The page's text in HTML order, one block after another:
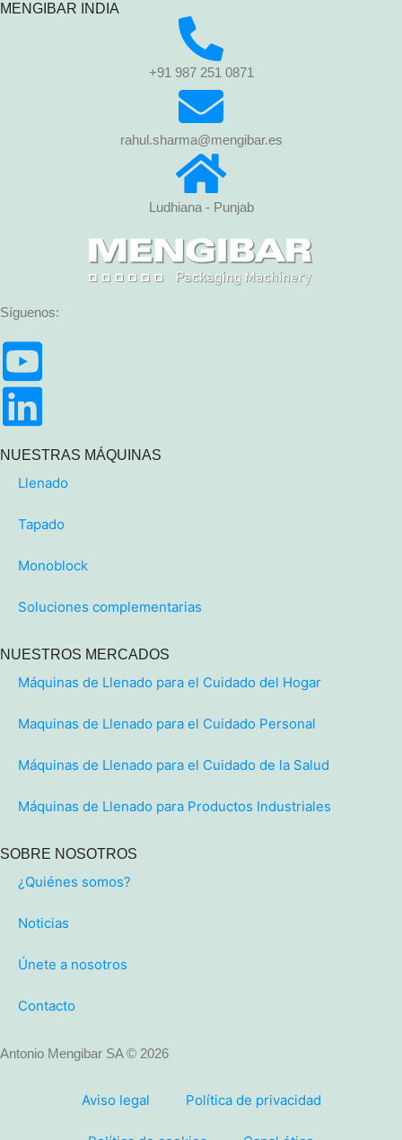
MENGIBAR INDIA
+91 987 251 0871
rahul.sharma@mengibar.es
Ludhiana - Punjab
Síguenos:
NUESTRAS MÁQUINAS
Llenado
Tapado
Monoblock
Soluciones complementarias
NUESTROS MERCADOS
Máquinas de Llenado para el Cuidado del Hogar
Maquinas de Llenado para el Cuidado Personal
Máquinas de Llenado para el Cuidado de la Salud
Máquinas de Llenado para Productos Industriales
SOBRE NOSOTROS
¿Quiénes somos?
Noticias
Únete a nosotros
Contacto
Antonio Mengibar SA © 2026
Aviso legal Política de privacidad